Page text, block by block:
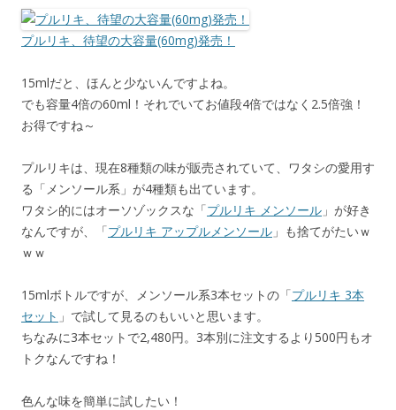
プルリキ、待望の大容量(60mg)発売！
15mlだと、ほんと少ないんですよね。
でも容量4倍の60ml！それでいてお値段4倍ではなく2.5倍強！
お得ですね～
プルリキは、現在8種類の味が販売されていて、ワタシの愛用す
る「メンソール系」が4種類も出ています。
ワタシ的にはオーソゾックスな「プルリキ メンソール 」が好き
なんですが、「プルリキ アップルメンソール 」も捨てがたいｗ
ｗｗ
15mlボトルですが、メンソール系3本セットの「プルリキ 3本
セット 」で試して見るのもいいと思います。
ちなみに3本セットで2,480円。3本別に注文するより500円もオ
トクなんですね！
色んな味を簡単に試したい！